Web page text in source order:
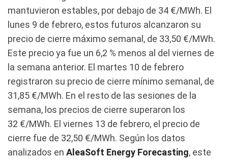
mantuvieron estables, por debajo de 34 €/MWh. El
lunes 9 de febrero, estos futuros alcanzaron su
precio de cierre máximo semanal, de 33,50 €/MWh.
Este precio ya fue un 6,2 % menos al del viernes de
la semana anterior. El martes 10 de febrero
registraron su precio de cierre mínimo semanal, de
31,85 €/MWh. En el resto de las sesiones de la
semana, los precios de cierre superaron los
32 €/MWh. El viernes 13 de febrero, el precio de
cierre fue de 32,50 €/MWh. Según los datos
analizados en AleaSoft Energy Forecasting, este